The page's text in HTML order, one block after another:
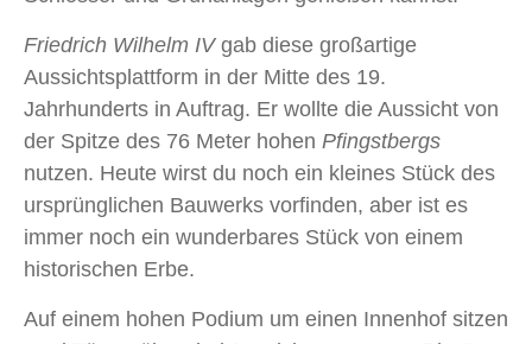
Friedrich Wilhelm IVgab diese großartige
Aussichtsplattform in der Mitte des 19.
Jahrhunderts in Auftrag. Er wollte die Aussicht von
der Spitze des 76 Meter hohen Pfingstbergs
nutzen. Heute wirst du noch ein kleines Stück des
ursprünglichen Bauwerks vorfinden, aber ist es
immer noch ein wunderbares Stück von einem
historischen Erbe.
Auf einem hohen Podium um einen Innenhof sitzen